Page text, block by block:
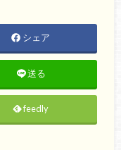
シェア
送る
feedly